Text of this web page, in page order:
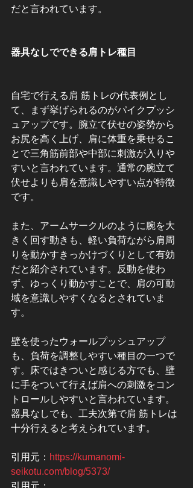
だと言われています。
器具なしでできる肩トレ種目
自宅で行える肩 筋トレの代表例とし
て、まず挙げられるのがパイクプッシ
ュアップです。腕立て伏せの姿勢から
お尻を高く上げ、肩に体重を乗せるこ
とで三角筋前部や中部に刺激が入りや
すいと言われています。通常の腕立て
伏せよりも肩を意識しやすい点が特徴
です。
また、アームサークルのように腕を大
きく回す動きも、軽い負荷ながら肩周
りを動かすきっかけづくりとして有効
だと紹介されています。反動を使わ
ず、ゆっくり動かすことで、肩の可動
域を意識しやすくなるとされていま
す。
壁を使ったウォールプッシュアップ
も、負荷を調整しやすい種目の一つで
す。床ではきついと感じる方でも、壁
に手をついて行えば肩への刺激をコン
トロールしやすいと言われています。
器具なしでも、工夫次第で肩 筋トレは
十分行えると考えられています。
引用元： https://kumanomi-
seikotu.com/blog/5373/
引用元：